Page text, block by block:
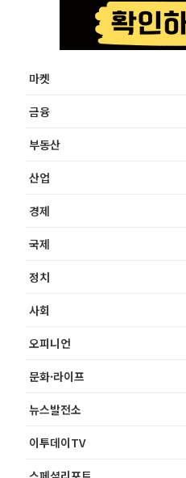
마켓
금융
부동산
산업
경제
국제
정치
사회
오피니언
문화·라이프
뉴스발전소
이투데이TV